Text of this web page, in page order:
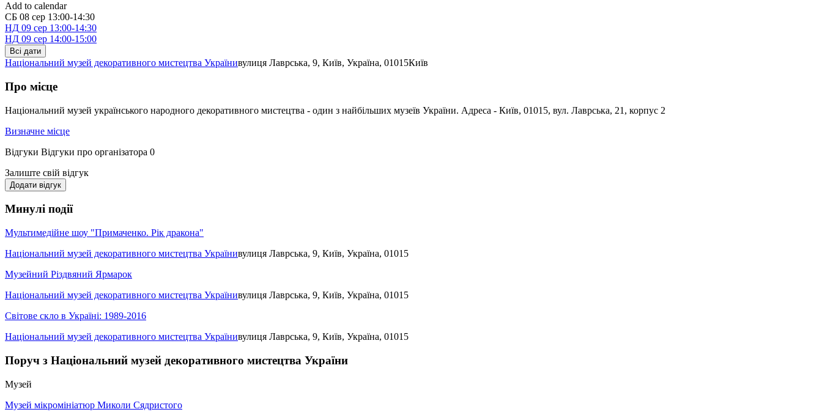
Add to calendar
СБ 08 сер 13:00-14:30
НД 09 сер 13:00-14:30
НД 09 сер 14:00-15:00
Всі дати
Національний музей декоративного мистецтва Українивулиця Лаврська, 9, Київ, Україна, 01015Київ
Про місце
Національний музей українського народного декоративного мистецтва - один з найбільших музеїв України. Адреса - Київ, 01015, вул. Лаврська, 21, корпус 2
Визначне місце
Відгуки Відгуки про організатора 0
Залиште свій відгук
Додати відгук
Минулі події
Мультимедійне шоу "Примаченко. Рік дракона"
Національний музей декоративного мистецтва Українивулиця Лаврська, 9, Київ, Україна, 01015
Музейний Різдвяний Ярмарок
Національний музей декоративного мистецтва Українивулиця Лаврська, 9, Київ, Україна, 01015
Світове скло в Україні: 1989-2016
Національний музей декоративного мистецтва Українивулиця Лаврська, 9, Київ, Україна, 01015
Поруч з Національний музей декоративного мистецтва України
Музей
Музей мікромініатюр Миколи Сядристого